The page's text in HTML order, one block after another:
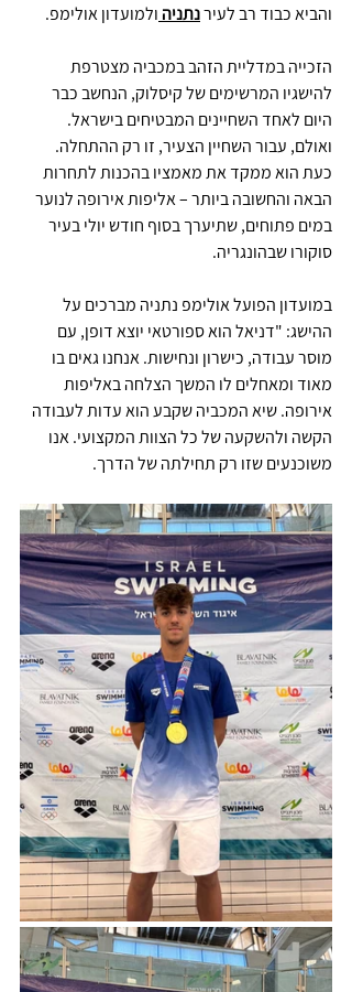
והביא כבוד רב לעיר נתניה ולמועדון אולימפ.
הזכייה במדליית הזהב במכביה מצטרפת
להישגיו המרשימים של קיסלוק, הנחשב כבר
היום לאחד השחיינים המבטיחים בישראל.
ואולם, עבור השחיין הצעיר, זו רק ההתחלה.
כעת הוא ממקד את מאמציו בהכנות לתחרות
הבאה והחשובה ביותר – אליפות אירופה לנוער
במים פתוחים, שתיערך בסוף חודש יולי בעיר
סוקורו שבהונגריה.
במועדון הפועל אולימפ נתניה מברכים על
ההישג: "דניאל הוא ספורטאי יוצא דופן, עם
מוסר עבודה, כישרון ונחישות. אנחנו גאים בו
מאוד ומאחלים לו המשך הצלחה באליפות
אירופה. שיא המכביה שקבע הוא עדות לעבודה
הקשה ולהשקעה של כל הצוות המקצועי. אנו
משוכנעים שזו רק תחילתה של הדרך.